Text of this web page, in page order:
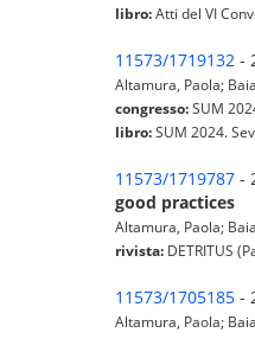
libro:Atti del VI
11573/1719132 -
Altamura, Paola;
congresso:SUM
libro:SUM 2024.
11573/1719787 -
good practices
Altamura, Paola;
rivista: DETRITUS
11573/1705185 -
Altamura, Paola;